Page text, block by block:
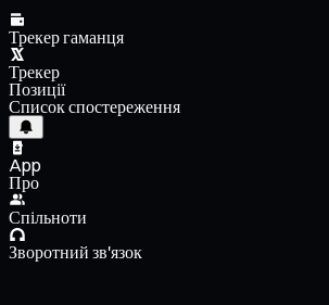
Трекер гаманця
Трекер
Позиції
Список спостереження
App
Про
Спільноти
Зворотний зв'язок